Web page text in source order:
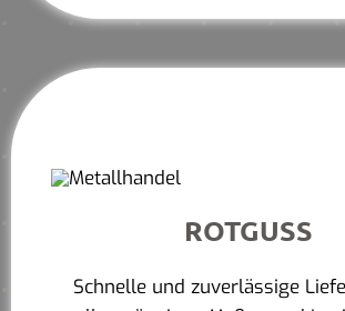
ROTGUSS
Schnelle und zuverlässige